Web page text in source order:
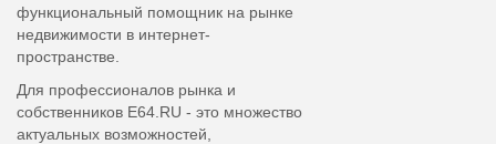
функциональный помощник на рынке
недвижимости в интернет-
пространстве.
Для профессионалов рынка и
собственников E64.RU - это множество
актуальных возможностей,